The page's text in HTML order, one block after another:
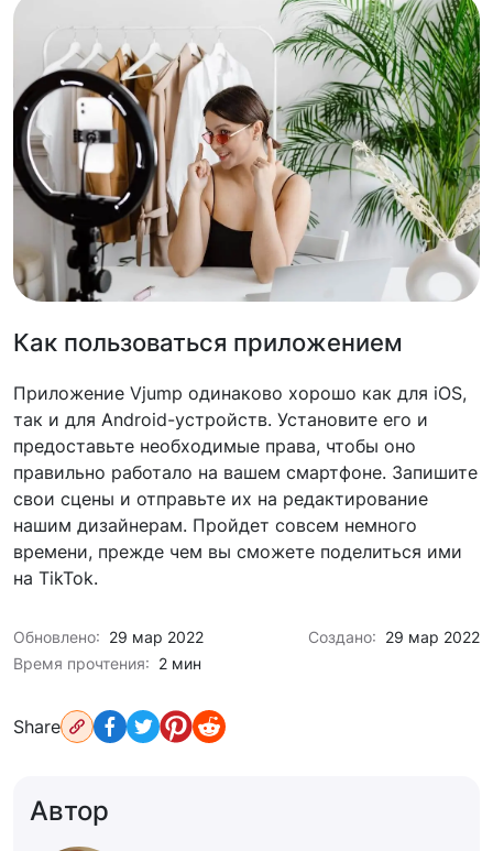
Как пользоваться приложением
Приложение Vjump одинаково хорошо как для iOS,
так и для Android-устройств. Установите его и
предоставьте необходимые права, чтобы оно
правильно работало на вашем смартфоне. Запишите
свои сцены и отправьте их на редактирование
нашим дизайнерам. Пройдет совсем немного
времени, прежде чем вы сможете поделиться ими
на TikTok.
Обновлено: 29 мар 2022 Создано: 29 мар 2022
Время прочтения: 2 мин
Share
Автор